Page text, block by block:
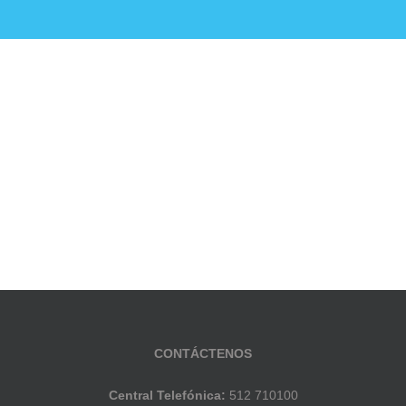
Pública
CONTÁCTENOS
Central Telefónica: 512 710100